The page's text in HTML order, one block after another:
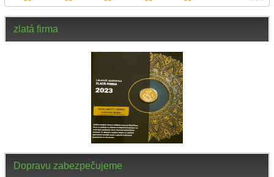
zlatá firma
Dopravu zabezpečujeme